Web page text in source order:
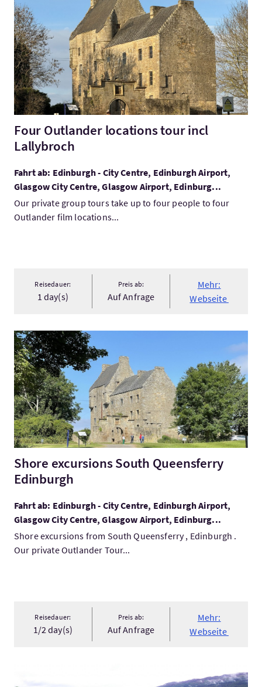
Mehr:Four Outlander locations tour incl Lallybroch
Four Outlander locations tour incl
Lallybroch
Fahrt ab: Edinburgh - City Centre, Edinburgh Airport,
Glasgow City Centre, Glasgow Airport, Edinburg...
Our private group tours take up to four people to four
Outlander film locations...
Reisedauer:
1 day(s)
Preis ab:
Auf Anfrage
Mehr:
Webseite
Mehr:Shore excursions South Queensferry Edinburgh
Shore excursions South Queensferry
Edinburgh
Fahrt ab: Edinburgh - City Centre, Edinburgh Airport,
Glasgow City Centre, Glasgow Airport, Edinburg...
Shore excursions from South Queensferry , Edinburgh .
Our private Outlander Tour...
Reisedauer:
1/2 day(s)
Preis ab:
Auf Anfrage
Mehr:
Webseite
Mehr:TOUR LOCH NESS, CALEDONIAN CANAL & THE